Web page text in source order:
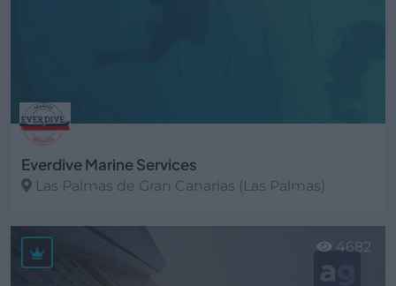
Everdive Marine Services
Las Palmas de Gran Canarias (Las Palmas)
Ver más
4682